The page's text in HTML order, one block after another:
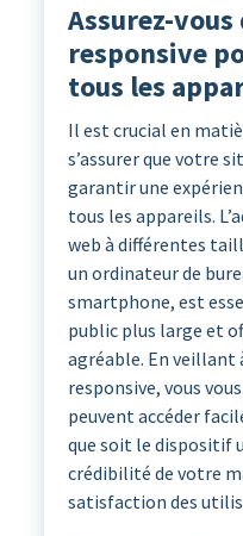
Assurez-
responsive
tous les
Il est crucial en
s’assurer que votre
garantir une
tous les appareils.
web à différentes
un ordinateur de
smartphone, est
public plus large et
agréable. En veillant
responsive, vous
peuvent accéder
que soit le dispositif
crédibilité de votre
satisfaction des